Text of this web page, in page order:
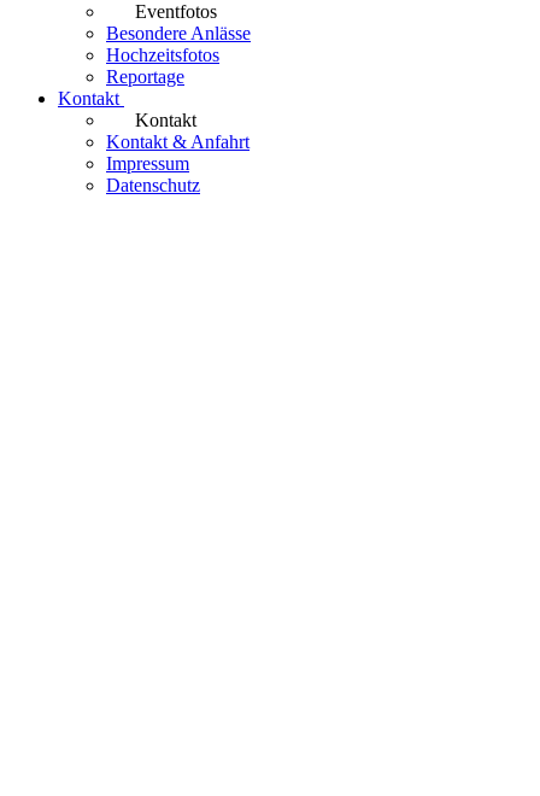
Eventfotos
Besondere Anlässe
Hochzeitsfotos
Reportage
Kontakt
Kontakt
Kontakt & Anfahrt
Impressum
Datenschutz